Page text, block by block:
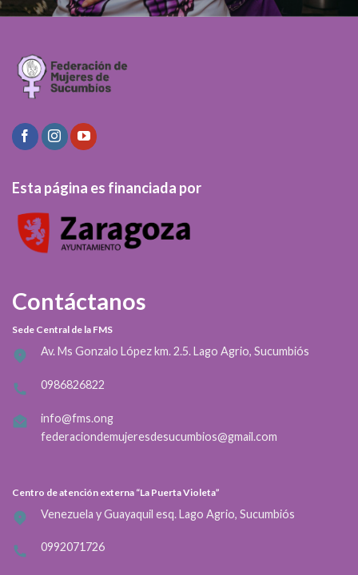
Esta página es financiada por
Contáctanos
Sede Central de la FMS
Av. Ms Gonzalo López km. 2.5. Lago Agrio, Sucumbiós
0986826822
info@fms.ong
federaciondemujeresdesucumbios@gmail.com
Centro de atención externa “La Puerta Violeta”
Venezuela y Guayaquil esq. Lago Agrio, Sucumbiós
0992071726